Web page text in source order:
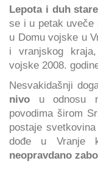
Lepota i duh
se i u petak uveče
u Domu vojske u
i vranjskog
vojske 2008.
Nesvakidašnji
nivo u odnosu
povodima širom
postaje
dođe u
neopravdano